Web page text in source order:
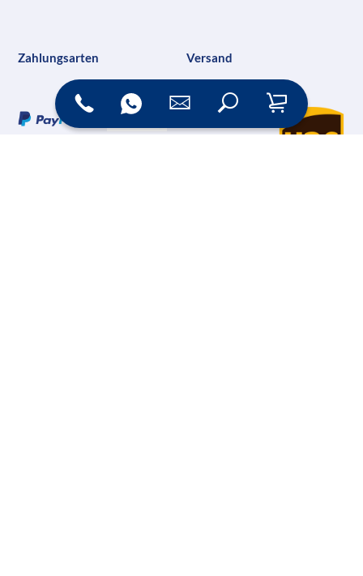
Zahlungsarten Versand